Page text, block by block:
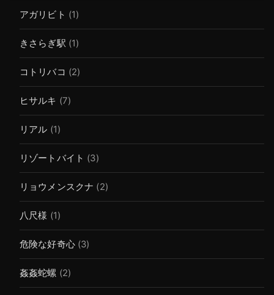
アガリビト (1)
きさらぎ駅 (1)
コトリバコ (2)
ヒサルキ (7)
リアル (1)
リゾートバイト (3)
リョウメンスクナ (2)
八尺様 (1)
危険な好奇心(3)
姦姦蛇螺 (2)